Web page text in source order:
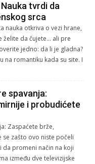
tvrdi da
srca
nauka otkriva o vezi hrane,
želite da čujete… ali pre
jedno: da li je gladna?
na romantiku kada su site. I
spavanja:
i probudićete
Zaspaćete brže,
zašto ovo niste počeli
da promeni način na koji
između dve televizijske